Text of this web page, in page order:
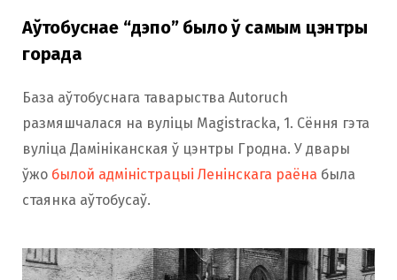
Аўтобуснае “дэпо” было ў самым цэнтры
горада
База аўтобуснага таварыства Autoruch
размяшчалася на вуліцы Magistracka, 1. Сёння гэта
вуліца Дамініканская ў цэнтры Гродна. У двары
ўжо былой адміністрацыі Ленінскага раёна была
стаянка аўтобусаў.